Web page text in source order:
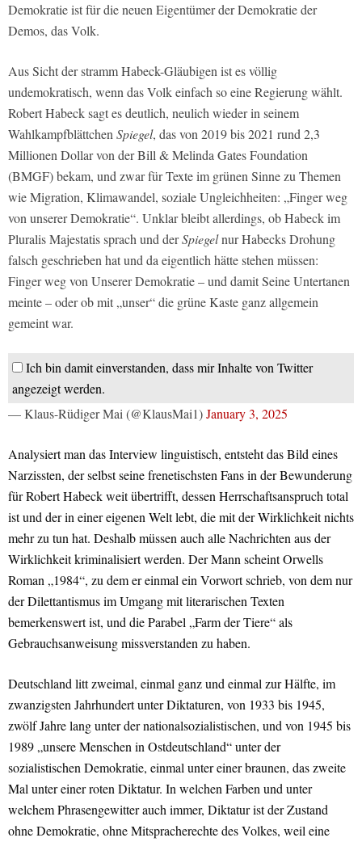
Demokratie ist für die neuen Eigentümer der Demokratie der
Demos, das Volk.
Aus Sicht der stramm Habeck-Gläubigen ist es völlig
undemokratisch, wenn das Volk einfach so eine Regierung wählt.
Robert Habeck sagt es deutlich, neulich wieder in seinem
WahlkampfblättchenSpiegel, das von 2019 bis 2021 rund 2,3
Millionen Dollar von der Bill & Melinda Gates Foundation
(BMGF) bekam, und zwar für Texte im grünen Sinne zu Themen
wie Migration, Klimawandel, soziale Ungleichheiten: „Finger weg
von unserer Demokratie“. Unklar bleibt allerdings, ob Habeck im
Pluralis Majestatis sprach und derSpiegelnur Habecks Drohung
falsch geschrieben hat und da eigentlich hätte stehen müssen:
Finger weg von Unserer Demokratie – und damit Seine Untertanen
meinte – oder ob mit „unser“ die grüne Kaste ganz allgemein
gemeint war.
Ich bin damit einverstanden, dass mir Inhalte von Twitter
angezeigt werden.
— Klaus-Rüdiger Mai (@KlausMai1)January 3, 2025
Analysiert man das Interview linguistisch, entsteht das Bild eines
Narzissten, der selbst seine frenetischsten Fans in der Bewunderung
für Robert Habeck weit übertrifft, dessen Herrschaftsanspruch total
ist und der in einer eigenen Welt lebt, die mit der Wirklichkeit nichts
mehr zu tun hat. Deshalb müssen auch alle Nachrichten aus der
Wirklichkeit kriminalisiert werden. Der Mann scheint Orwells
Roman „1984“, zu dem er einmal ein Vorwort schrieb, von dem nur
der Dilettantismus im Umgang mit literarischen Texten
bemerkenswert ist, und die Parabel „Farm der Tiere“ als
Gebrauchsanweisung missverstanden zu haben.
Deutschland litt zweimal, einmal ganz und einmal zur Hälfte, im
zwanzigsten Jahrhundert unter Diktaturen, von 1933 bis 1945,
zwölf Jahre lang unter der nationalsozialistischen, und von 1945 bis
1989 „unsere Menschen in Ostdeutschland“ unter der
sozialistischen Demokratie, einmal unter einer braunen, das zweite
Mal unter einer roten Diktatur. In welchen Farben und unter
welchem Phrasengewitter auch immer, Diktatur ist der Zustand
ohne Demokratie, ohne Mitspracherechte des Volkes, weil eine